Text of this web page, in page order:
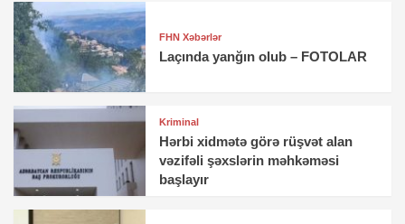
FHN Xəbərlər
Laçında yanğın olub – FOTOLAR
Kriminal
Hərbi xidmətə görə rüşvət alan
vəzifəli şəxslərin məhkəməsi
başlayır